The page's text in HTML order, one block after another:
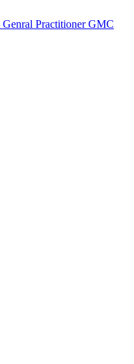
Practitioner GMC